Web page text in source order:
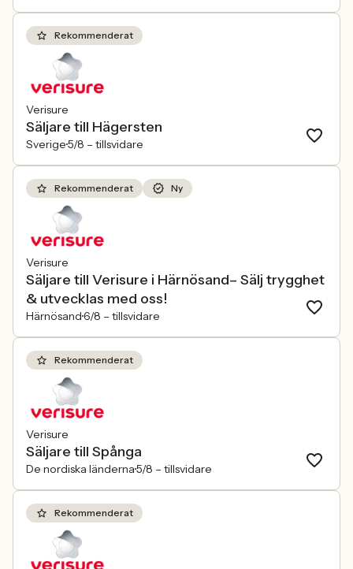
Rekommenderat
Verisure
Säljare till Hägersten
Sverige5/8 – tillsvidare
Rekommenderat Ny
Verisure
Säljare till Verisure i Härnösand– Sälj trygghet
& utvecklas med oss!
Härnösand6/8 – tillsvidare
Rekommenderat
Verisure
Säljare till Spånga
De nordiska länderna5/8 – tillsvidare
Rekommenderat